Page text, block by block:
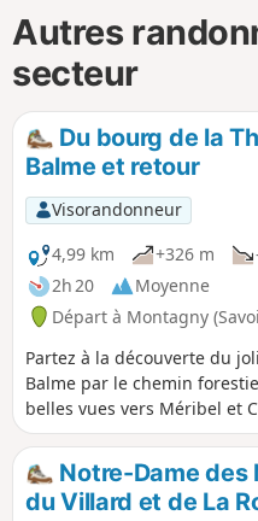
Autres
secteur
Du bourg de la
Balme et retour
Visorandonneur
4,99 km
+326 m
2h 20
Moyenne
Départ à Montagny
Partez à la découverte du
Balme par le chemin
belles vues vers Méribel et
revenez par les sentiers.
Notre-Dame des
du Villard et de La